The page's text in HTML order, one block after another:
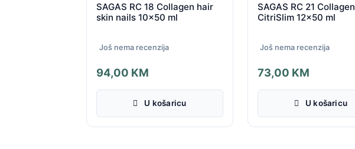
SAGAS RC 18 Collagen hair
skin nails 10x50 ml
Još nema recenzija
94,00 KM
U košaricu
SAGAS RC 21 Collagen
CitriSlim 12x50 ml
Još nema recenzija
73,00 KM
U košaricu